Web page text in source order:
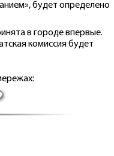
будет определено
в городе впервые.
комиссия будет